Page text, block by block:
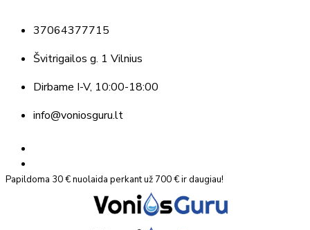
37064377715
Švitrigailos g. 1 Vilnius
Dirbame I-V, 10:00-18:00
info@voniosguru.lt
Papildoma 30 € nuolaida perkant už 700 € ir daugiau!